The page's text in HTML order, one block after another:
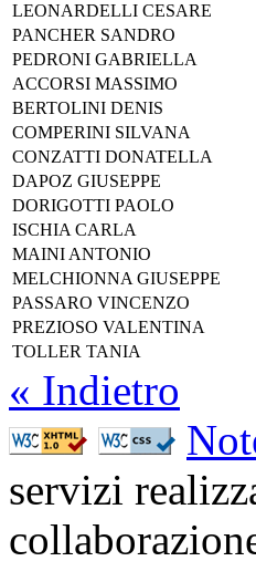
LEONARDELLI CESARE
PANCHER SANDRO
PEDRONI GABRIELLA
ACCORSI MASSIMO
BERTOLINI DENIS
COMPERINI SILVANA
CONZATTI DONATELLA
DAPOZ GIUSEPPE
DORIGOTTI PAOLO
ISCHIA CARLA
MAINI ANTONIO
MELCHIONNA GIUSEPPE
PASSARO VINCENZO
PREZIOSO VALENTINA
TOLLER TANIA
« Indietro
servizi